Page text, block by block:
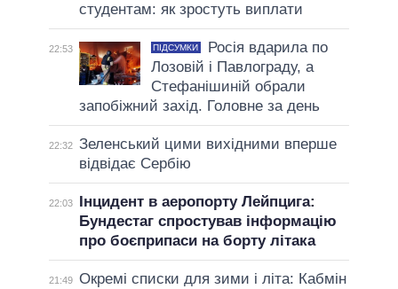
студентам: як зростуть виплати
22:53 ПІДСУМКИ
Росія вдарила по
Лозовій і Павлограду, а
Стефанішиній обрали
запобіжний захід. Головне за день
22:32 Зеленський цими вихідними вперше
відвідає Сербію
22:03
Інцидент в аеропорту Лейпцига:
Бундестаг спростував інформацію
про боєприпаси на борту літака
21:49 Окремі списки для зими і літа: Кабмін